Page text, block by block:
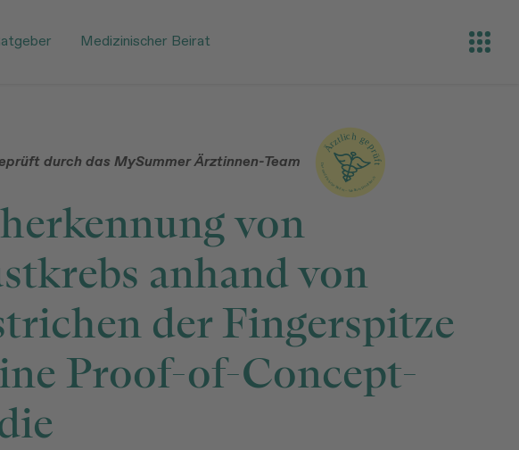
Medizinischer Beirat Open
durch das MySummer Ärztinnen-Team
von
anhand von
der Fingerspitze
Proof-of-Concept-